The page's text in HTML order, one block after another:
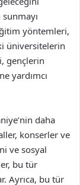
yöntemleri,
üniversitelerin
gençlerin
yardımcı
daha
konserler ve
ve sosyal
bu tür
Ayrıca, bu tür